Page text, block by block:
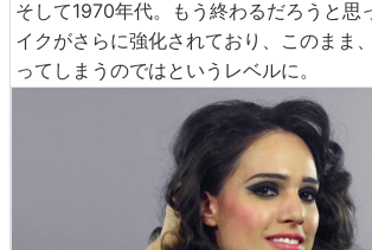
そして1970年代。もう終わるだろうと思
イクがさらに強化されており、このまま
ってしまうのではというレベルに。